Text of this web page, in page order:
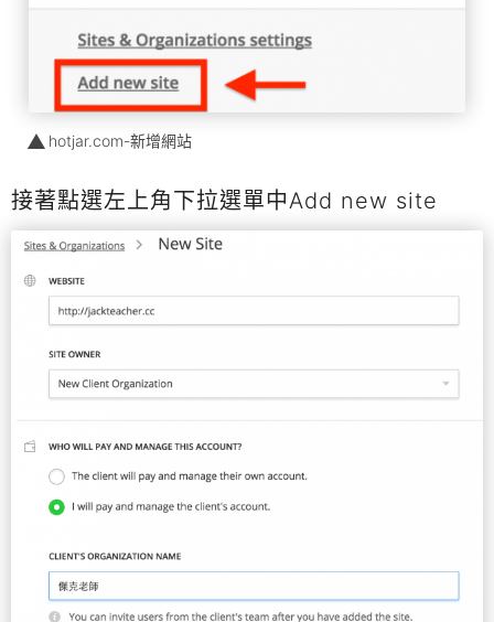
hotjar.com-新增網站
接著點選左上角下拉選單中Add new site